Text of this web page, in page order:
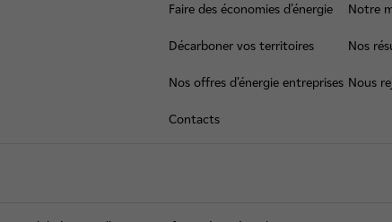
Faire des économies d’énergie
Décarboner vos territoires
Nos offres d’énergie entreprises
Contacts
Notre
Nos
Nous